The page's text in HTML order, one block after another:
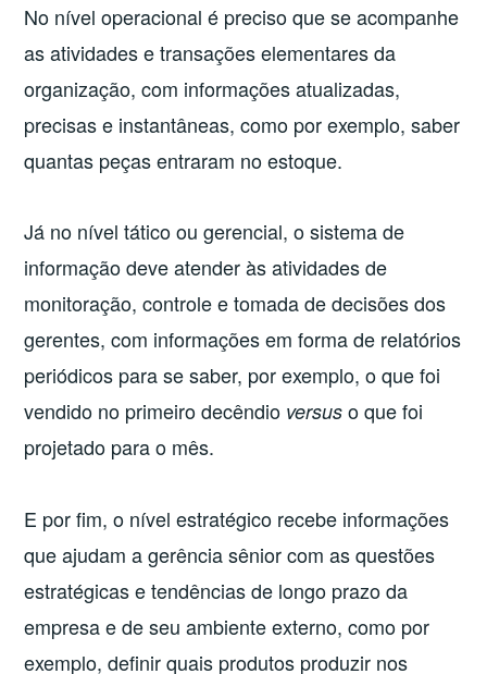
No nível operacional é preciso que se acompanhe
as atividades e transações elementares da
organização, com informações atualizadas,
precisas e instantâneas, como por exemplo, saber
quantas peças entraram no estoque.
Já no nível tático ou gerencial, o sistema de
informação deve atender às atividades de
monitoração, controle e tomada de decisões dos
gerentes, com informações em forma de relatórios
periódicos para se saber, por exemplo, o que foi
vendido no primeiro decêndio versuso que foi
projetado para o mês.
E por fim, o nível estratégico recebe informações
que ajudam a gerência sênior com as questões
estratégicas e tendências de longo prazo da
empresa e de seu ambiente externo, como por
exemplo, definir quais produtos produzir nos